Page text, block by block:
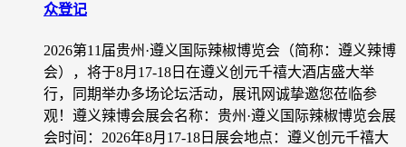
众登记
2026第11届贵州·遵义国际辣椒博览会（简称：遵义辣博
会），将于8月17-18日在遵义创元千禧大酒店盛大举
行，同期举办多场论坛活动，展讯网诚挚邀您莅临参
观！遵义辣博会展会名称：贵州·遵义国际辣椒博览会展
会时间：2026年8月17-18日展会地点：遵义创元千禧大